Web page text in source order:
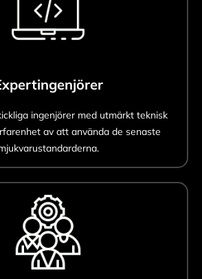
ingenjörer med utmärkt teknisk
av att använda de senaste